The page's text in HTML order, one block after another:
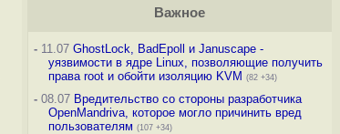
Важное
-11.07 GhostLock, BadEpoll и Januscape -
уязвимости в ядре Linux, позволяющие получить
права root и обойти изоляцию KVM (82 +34)
-08.07 Вредительство со стороны разработчика
OpenMandriva, которое могло причинить вред
пользователям (107 +34)